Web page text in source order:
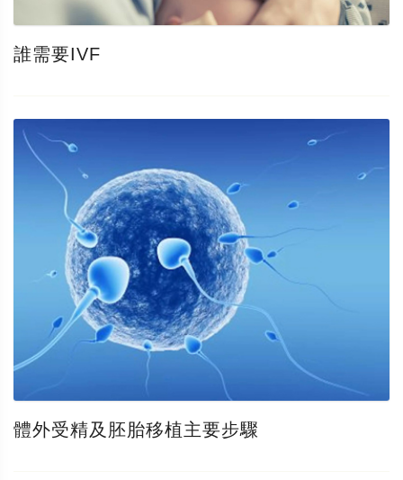
誰需要IVF
體外受精及胚胎移植主要步驟